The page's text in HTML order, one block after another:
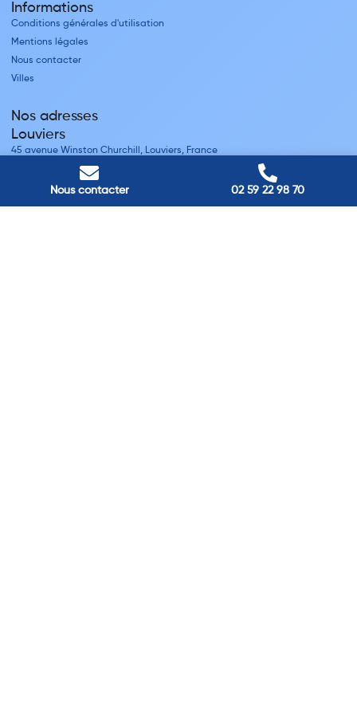
Nous contacter 02 59 22 98 70
Informations
Conditions générales d'utilisation
Mentions légales
Nous contacter
Villes
Nos adresses
Louviers
45 avenue Winston Churchill, Louviers, France
Pont-Audemer
9 Rue du Président Georges Pompidou, Pont-Audemer, France
Rouen